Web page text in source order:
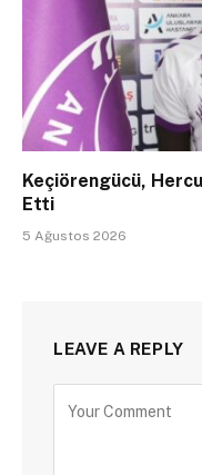
Keçiörengücü,
Etti
5 Ağustos 2026
LEAVE A REPLY